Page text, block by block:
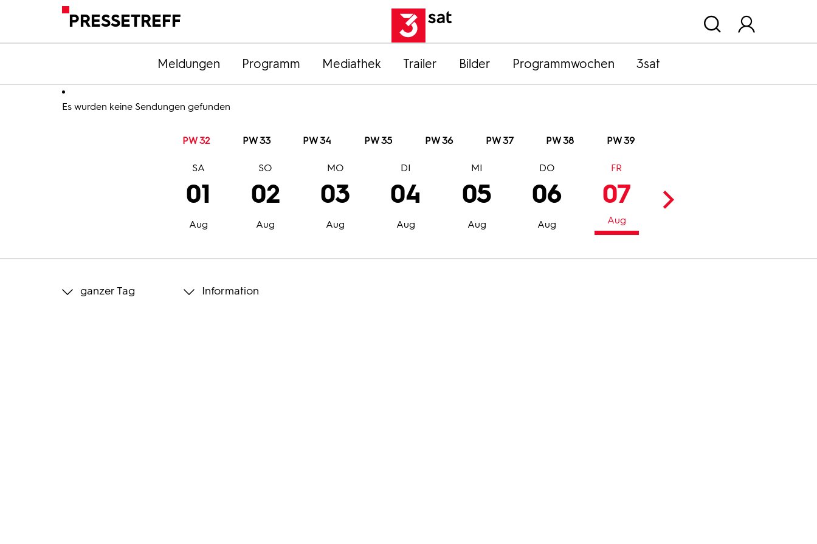
PRESSETREFF
Meldungen Programm Mediathek Trailer Bilder Programmwochen 3sat
Es wurden keine Sendungen gefunden
PW 32 PW 33 PW 34 PW 35 PW 36 PW 37 PW 38 PW 39
01
Aug
SA
02
Aug
SO
03
Aug
MO
04
Aug
DI
05
Aug
MI
06
Aug
DO
07
Aug
FR
08
ganzer Tag Information